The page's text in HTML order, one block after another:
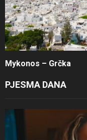
Mykonos – Grčka
PJESMA DANA